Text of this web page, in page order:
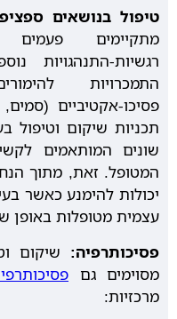
טיפול בנושאים
מתקיימים
רגשיות-התנהגויות
התמכרויות
פסיכו-אקטיביים
תכניות שיקום וטיפול
שונים המותאמים
המטופל. זאת, מתוך
יכולות להימנע כאשר
עצמית מטופלות באופן
פסיכותרפיה: שיקום
מסוימים גם
מרכזיות: